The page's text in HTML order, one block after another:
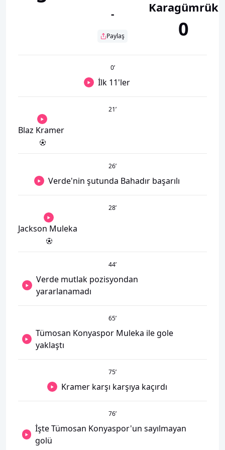
-
Paylaş
Karagümrük
0
0’
İlk 11'ler
21’
Blaz Kramer
26’
Verde'nin şutunda Bahadır başarılı
28’
Jackson Muleka
44’
Verde mutlak pozisyondan
yararlanamadı
65’
Tümosan Konyaspor Muleka ile gole
yaklaştı
75’
Kramer karşı karşıya kaçırdı
76’
İşte Tümosan Konyaspor'un sayılmayan
golü